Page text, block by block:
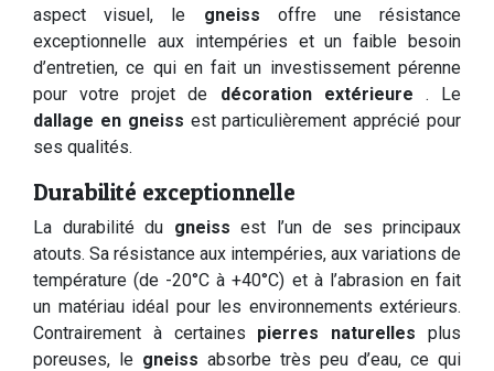
aspect visuel, le gneiss offre une résistance
exceptionnelle aux intempéries et un faible besoin
d’entretien, ce qui en fait un investissement pérenne
pour votre projet de décoration extérieure . Le
dallage en gneiss est particulièrement apprécié pour
ses qualités.
Durabilité exceptionnelle
La durabilité du gneiss est l’un de ses principaux
atouts. Sa résistance aux intempéries, aux variations de
température (de -20°C à +40°C) et à l’abrasion en fait
un matériau idéal pour les environnements extérieurs.
Contrairement à certaines pierres naturellesplus
poreuses, le gneiss absorbe très peu d’eau, ce qui